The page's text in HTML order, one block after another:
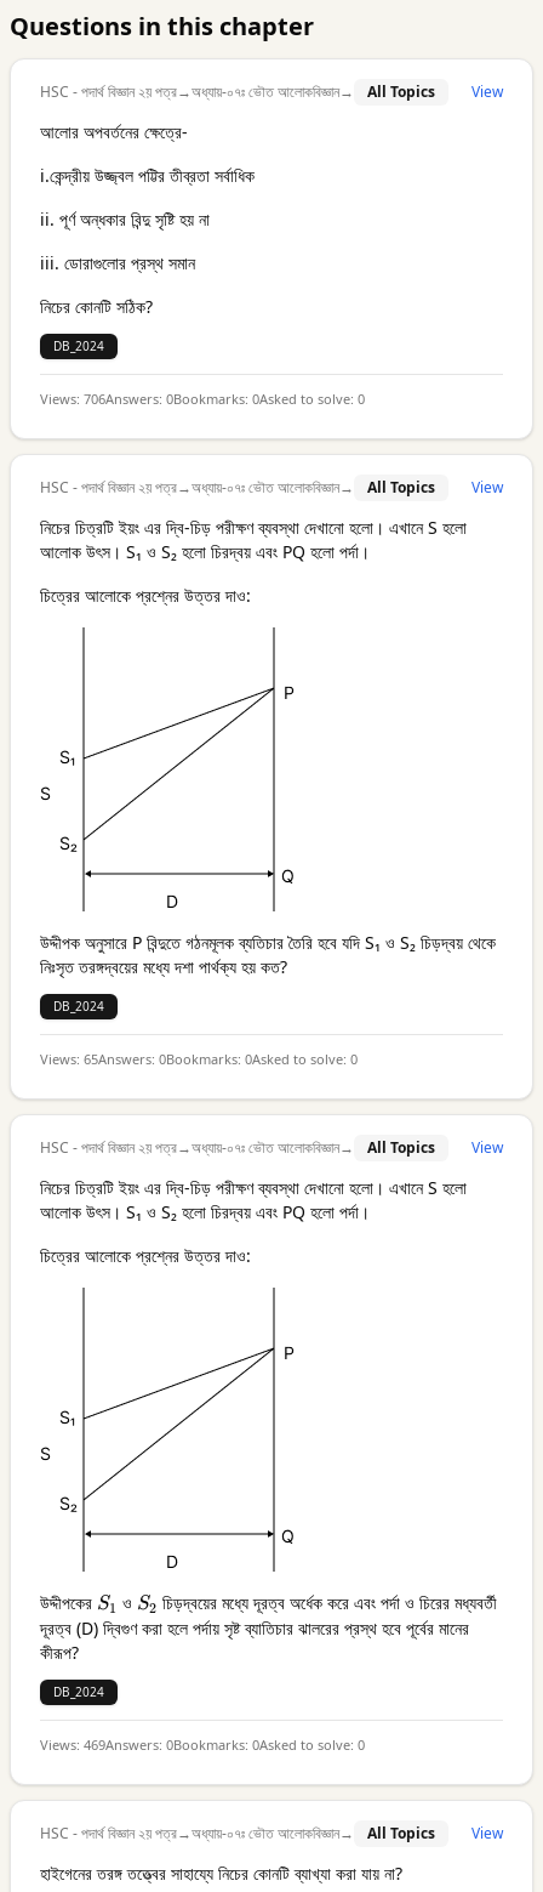
Questions in this chapter
HSC - পদার্থ বিজ্ঞান ২য় পত্র→অধ্যায়-০৭ঃ ভৌত আলোকবিজ্ঞান→ All Topics View
আলোর অপবর্তনের ক্ষেত্রে-
i.কেন্দ্রীয় উজ্জ্বল পট্টির তীব্রতা সর্বাধিক
ii. পূর্ণ অন্ধকার বিন্দু সৃষ্টি হয় না
iii. ডোরাগুলোর প্রস্থ সমান
নিচের কোনটি সঠিক?
DB_2024
Views: 706Answers: 0Bookmarks: 0Asked to solve: 0
HSC - পদার্থ বিজ্ঞান ২য় পত্র→অধ্যায়-০৭ঃ ভৌত আলোকবিজ্ঞান→ All Topics View
নিচের চিত্রটি ইয়ং এর দ্বি-চিড় পরীক্ষণ ব্যবস্থা দেখানো হলো। এখানে S হলো
আলোক উৎস। S₁ ও S₂ হলো চিরদ্বয় এবং PQ হলো পর্দা।
চিত্রের আলোকে প্রশ্নের উত্তর দাও:
উদ্দীপক অনুসারে P বিন্দুতে গঠনমূলক ব্যতিচার তৈরি হবে যদি S₁ ও S₂ চিড়দ্বয় থেকে
নিঃসৃত তরঙ্গদ্বয়ের মধ্যে দশা পার্থক্য হয় কত?
DB_2024
Views: 65Answers: 0Bookmarks: 0Asked to solve: 0
HSC - পদার্থ বিজ্ঞান ২য় পত্র→অধ্যায়-০৭ঃ ভৌত আলোকবিজ্ঞান→ All Topics View
নিচের চিত্রটি ইয়ং এর দ্বি-চিড় পরীক্ষণ ব্যবস্থা দেখানো হলো। এখানে S হলো
আলোক উৎস। S₁ ও S₂ হলো চিরদ্বয় এবং PQ হলো পর্দা।
চিত্রের আলোকে প্রশ্নের উত্তর দাও:
উদ্দীপকের S_{1}
S1 ও S_{2}
S2 চিড়দ্বয়ের মধ্যে দূরত্ব অর্ধেক করে এবং পর্দা ও চিরের মধ্যবর্তী
দূরত্ব (D) দ্বিগুণ করা হলে পর্দায় সৃষ্ট ব্যাতিচার ঝালরের প্রস্থ হবে পূর্বের মানের
কীরূপ?
DB_2024
Views: 469Answers: 0Bookmarks: 0Asked to solve: 0
HSC - পদার্থ বিজ্ঞান ২য় পত্র→অধ্যায়-০৭ঃ ভৌত আলোকবিজ্ঞান→ All Topics View
হাইগেনের তরঙ্গ তত্ত্বের সাহায্যে নিচের কোনটি ব্যাখ্যা করা যায় না?